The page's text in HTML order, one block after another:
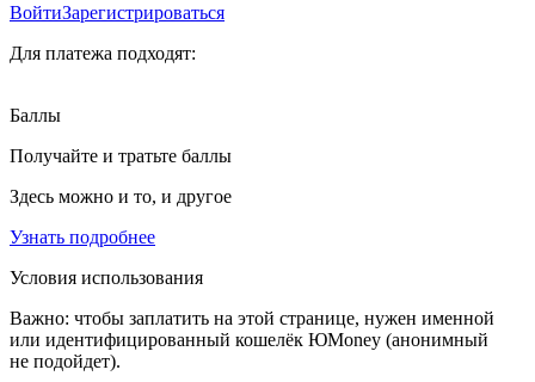
ВойтиЗарегистрироваться
Для платежа подходят:
Баллы
Получайте и тратьте баллы
Здесь можно и то, и другое
Узнать подробнее
Условия использования
Важно: чтобы заплатить на этой странице, нужен именной
или идентифицированный кошелёк ЮMoney (анонимный
не подойдет).